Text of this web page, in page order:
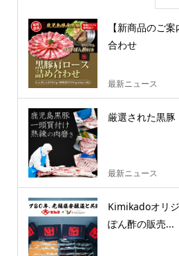
【新商品のご
合わせ
最新ニュース
厳選された黒豚
最新ニュース
Kimikadoオリ
ぽん酢の販売...